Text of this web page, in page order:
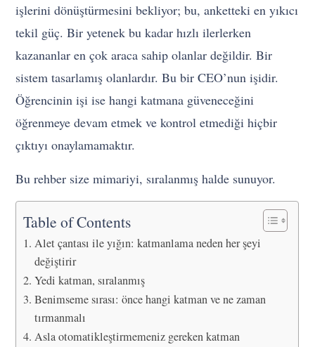
işlerini dönüştürmesini bekliyor; bu, anketteki en yıkıcı
tekil güç. Bir yetenek bu kadar hızlı ilerlerken
kazananlar en çok araca sahip olanlar değildir. Bir
sistem tasarlamış olanlardır. Bu bir CEO’nun işidir.
Öğrencinin işi ise hangi katmana güveneceğini
öğrenmeye devam etmek ve kontrol etmediği hiçbir
çıktıyı onaylamamaktır.
Bu rehber size mimariyi, sıralanmış halde sunuyor.
Table of Contents
Alet çantası ile yığın: katmanlama neden her şeyi
değiştirir
Yedi katman, sıralanmış
Benimseme sırası: önce hangi katman ve ne zaman
tırmanmalı
Asla otomatikleştirmemeniz gereken katman